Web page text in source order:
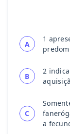
A
1
B
2
C
a